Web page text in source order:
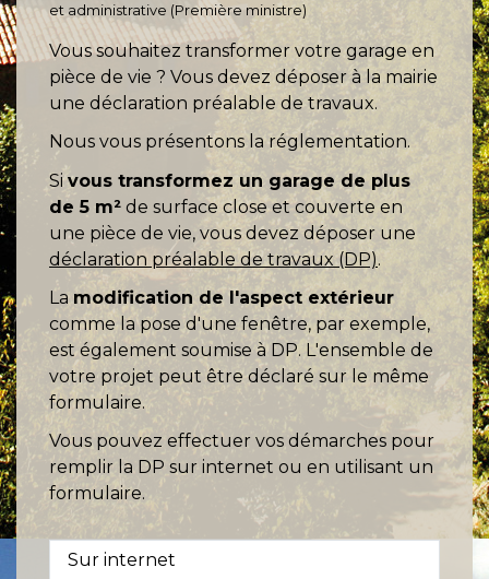
et administrative (Première ministre)
Vous souhaitez transformer votre garage en
pièce de vie ? Vous devez déposer à la mairie
une déclaration préalable de travaux.
Nous vous présentons la réglementation.
Sivous transformez un garage de plus
de 5 m² de surface close et couverte en
une pièce de vie, vous devez déposer une
déclaration préalable de travaux (DP).
La modification de l'aspect extérieur
comme la pose d'une fenêtre, par exemple,
est également soumise à DP. L'ensemble de
votre projet peut être déclaré sur le même
formulaire.
Vous pouvez effectuer vos démarches pour
remplir la DP sur internet ou en utilisant un
formulaire.
Sur internet